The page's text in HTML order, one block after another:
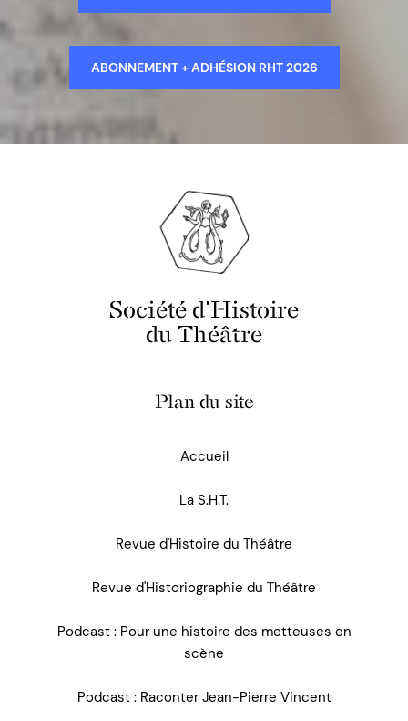
ABONNEMENT + ADHÉSION RHT 2026
Société d'Histoire
du Théâtre
Plan du site
Accueil
La S.H.T.
Revue d'Histoire du Théâtre
Revue d'Historiographie du Théâtre
Podcast : Pour une histoire des metteuses en
scène
Podcast : Raconter Jean-Pierre Vincent